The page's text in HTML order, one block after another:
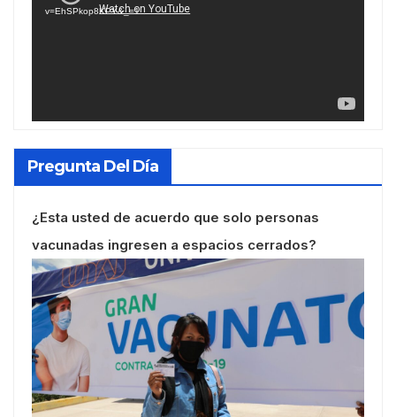
v=EhSPkop8KPY&_=1
Pregunta Del Día
¿Esta usted de acuerdo que solo personas
vacunadas ingresen a espacios cerrados?